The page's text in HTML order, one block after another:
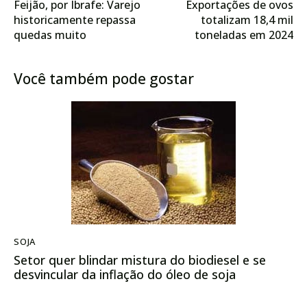
Feijão, por Ibrafe: Varejo
historicamente repassa
quedas muito
Exportações de ovos
totalizam 18,4 mil
toneladas em 2024
Você também pode gostar
SOJA
Setor quer blindar mistura do biodiesel e se
desvincular da inflação do óleo de soja